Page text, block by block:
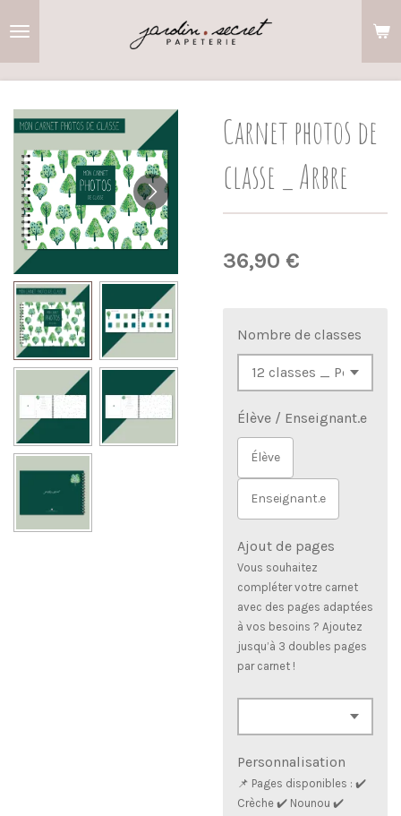
Carnet photos de
classe _ Arbre
36,90 €
Nombre de classes
Élève / Enseignant.e
Élève
Enseignant.e
Ajout de pages
Vous souhaitez
compléter votre carnet
avec des pages adaptées
à vos besoins ? Ajoutez
jusqu’à 3 doubles pages
par carnet !
Personnalisation
📌 Pages disponibles : ✔️
Crèche ✔️ Nounou ✔️